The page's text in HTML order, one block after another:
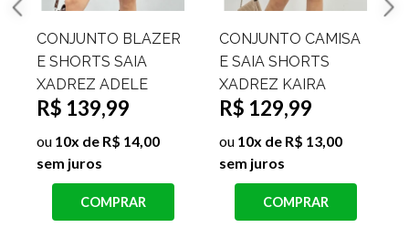
CONJUNTO CAMISA
E SAIA SHORTS
XADREZ KAIRA
R$ 129,99
ou 10x de R$ 13,00
sem juros
COMPRAR
CONJUNTO CAMISA
E SHORTS SAIA
XADREZ BELLE
Cor:Cinza;Tamanho:M
R$ 139,99
ou10x de R$ 14,00
sem juros
COMPRAR